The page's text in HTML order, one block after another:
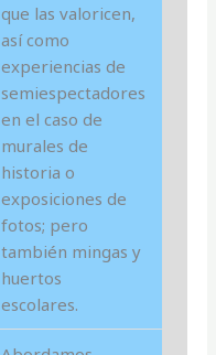
que las valoricen,
así como
experiencias de
semiespectadores
en el caso de
murales de
historia o
exposiciones de
fotos; pero
también mingas y
huertos
escolares.